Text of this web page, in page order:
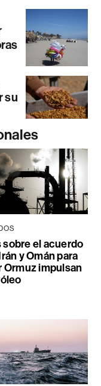
su
sobre el acuerdo
y Omán para
Ormuz impulsan